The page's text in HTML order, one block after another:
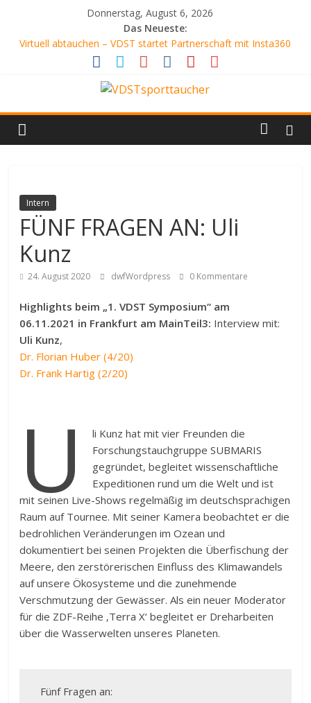
springen
Donnerstag, August 6, 2026
Das Neueste:
Virtuell abtauchen – VDST startet Partnerschaft mit Insta360
SCHLANGENGRUBE
ATEMLOS SCHÖN
VDSTsporttaucher
Dein
Intern
FÜNF FRAGEN AN: Uli
Kunz
24. August 2020 dwfWordpress 0 Kommentare
Highlights beim „1. VDST Symposium“ am
06.11.2021 in Frankfurt am MainTeil3: Interview mit:
Uli Kunz,
Dr. Florian Huber (4/20)
Dr. Frank Hartig (2/20)
U
li Kunz hat mit vier Freunden die
Forschungstauchgruppe SUBMARIS
gegründet, begleitet wissenschaftliche
Expeditionen rund um die Welt und ist
mit seinen Live-Shows regelmäßig im deutschsprachigen
Raum auf Tournee. Mit seiner Kamera beobachtet er die
bedrohlichen Veränderungen im Ozean und
dokumentiert bei seinen Projekten die Überfischung der
Meere, den zerstörerischen Einfluss des Klimawandels
auf unsere Ökosysteme und die zunehmende
Verschmutzung der Gewässer. Als ein neuer Moderator
für die ZDF-Reihe ‚Terra X‘ begleitet er Dreharbeiten
über die Wasserwelten unseres Planeten.
Fünf Fragen an: